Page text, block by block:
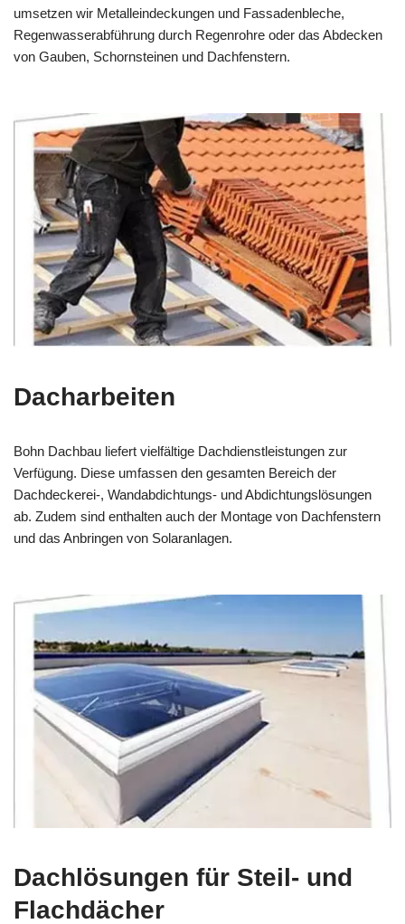
umsetzen wir Metalleindeckungen und Fassadenbleche,
Regenwasserabführung durch Regenrohre oder das Abdecken
von Gauben, Schornsteinen und Dachfenstern.
Dacharbeiten
Bohn Dachbau liefert vielfältige Dachdienstleistungen zur
Verfügung. Diese umfassen den gesamten Bereich der
Dachdeckerei-, Wandabdichtungs- und Abdichtungslösungen
ab. Zudem sind enthalten auch der Montage von Dachfenstern
und das Anbringen von Solaranlagen.
Dachlösungen für Steil- und
Flachdächer